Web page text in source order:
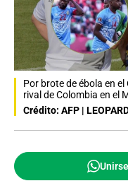
Por brote de ébola en
rival de Colombia en el
Crédito: AFP |